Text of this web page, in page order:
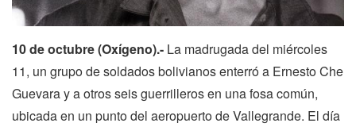
10 de octubre (Oxígeno).- La madrugada del miércoles
11, un grupo de soldados bolivianos enterró a Ernesto Che
Guevara y a otros seis guerrilleros en una fosa común,
ubicada en un punto del aeropuerto de Vallegrande. El día